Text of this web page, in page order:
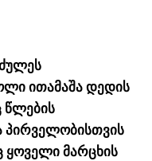
ითამაშა დედის
პირველობისთვის
მარცხის